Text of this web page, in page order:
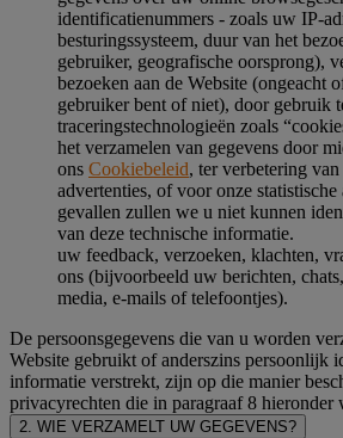
identificatienummers - zoals uw IP-
besturingssysteem, duur van het
gebruiker, geografische oorsprong),
bezoeken aan de Website (ongeacht
gebruiker bent of niet), door gebruik
traceringstechnologieën zoals
het verzamelen van gegevens door
ons Cookiebeleid, ter verbetering
advertenties, of voor onze statistische
gevallen zullen we u niet kunnen
van deze technische informatie.
uw feedback, verzoeken, klachten,
ons (bijvoorbeeld uw berichten,
media, e-mails of telefoontjes).
De persoonsgegevens die van u worden
Website gebruikt of anderszins persoonlijk
informatie verstrekt, zijn op die manier
privacyrechten die in paragraaf 8 hieronder
2. WIE VERZAMELT UW GEGEVENS?